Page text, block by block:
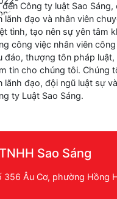
đến Công ty luật Sao
lãnh đạo và nhân viên
tình, tạo nên sự yên tâm
công việc nhân viên
đáo, thượng tôn pháp luật,
tin cho chúng tôi. Chúng
lãnh đạo, đội ngũ luật sự
ty Luật Sao Sáng.
Sao Sáng
356 Âu Cơ, phường Hồng